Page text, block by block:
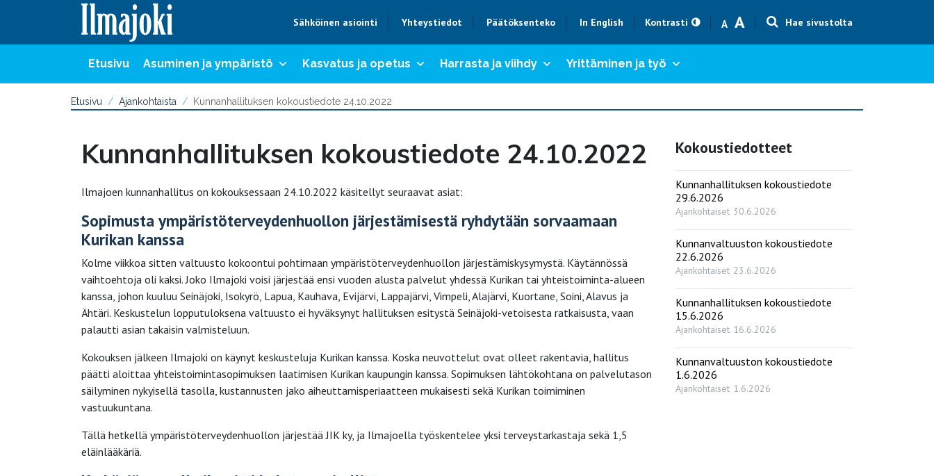
Sähköinen asiointi Yhteystiedot Päätöksenteko In English Kontrasti A
Text size smaller
AText size bigger
Hae sivustolta
Etusivu Asuminen ja ympäristö Kasvatus ja opetus Harrasta ja viihdy Yrittäminen ja työ
Etusivu Ajankohtaista Kunnanhallituksen kokoustiedote 24.10.2022
Kunnanhallituksen kokoustiedote 24.10.2022
Ilmajoen kunnanhallitus on kokouksessaan 24.10.2022 käsitellyt seuraavat asiat:
Sopimusta ympäristöterveydenhuollon järjestämisestä ryhdytään sorvaamaan
Kurikan kanssa
Kolme viikkoa sitten valtuusto kokoontui pohtimaan ympäristöterveydenhuollon järjestämiskysymystä. Käytännössä
vaihtoehtoja oli kaksi. Joko Ilmajoki voisi järjestää ensi vuoden alusta palvelut yhdessä Kurikan tai yhteistoiminta-alueen
kanssa, johon kuuluu Seinäjoki, Isokyrö, Lapua, Kauhava, Evijärvi, Lappajärvi, Vimpeli, Alajärvi, Kuortane, Soini, Alavus ja
Ähtäri. Keskustelun lopputuloksena valtuusto ei hyväksynyt hallituksen esitystä Seinäjoki-vetoisesta ratkaisusta, vaan
palautti asian takaisin valmisteluun.
Kokouksen jälkeen Ilmajoki on käynyt keskusteluja Kurikan kanssa. Koska neuvottelut ovat olleet rakentavia, hallitus
päätti aloittaa yhteistoimintasopimuksen laatimisen Kurikan kaupungin kanssa. Sopimuksen lähtökohtana on palvelutason
säilyminen nykyisellä tasolla, kustannusten jako aiheuttamisperiaatteen mukaisesti sekä Kurikan toimiminen
vastuukuntana.
Tällä hetkellä ympäristöterveydenhuollon järjestää JIK ky, ja Ilmajoella työskentelee yksi terveystarkastaja sekä 1,5
eläinlääkäriä.
Kokoustiedotteet
Kunnanhallituksen kokoustiedote
29.6.2026
Ajankohtaiset 30.6.2026
Kunnanvaltuuston kokoustiedote
22.6.2026
Ajankohtaiset 23.6.2026
Kunnanhallituksen kokoustiedote
15.6.2026
Ajankohtaiset 16.6.2026
Kunnanvaltuuston kokoustiedote
1.6.2026
Ajankohtaiset 1.6.2026